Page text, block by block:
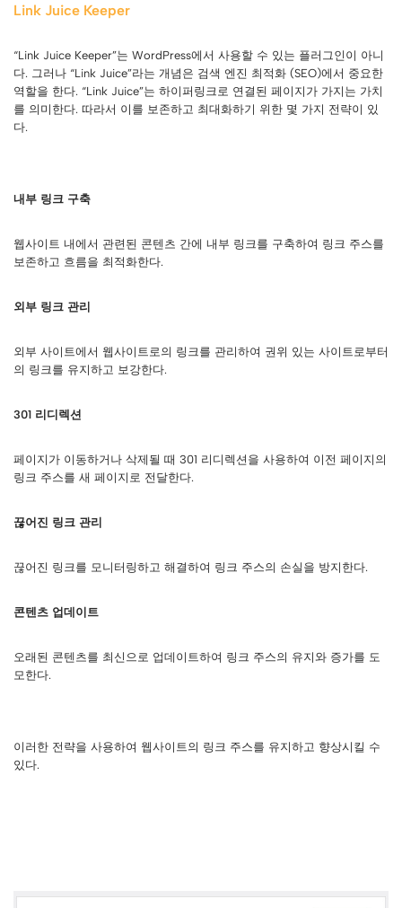
Link Juice Keeper
“Link Juice Keeper”는 WordPress에서 사용할 수 있는 플러그인이 아니
다. 그러나 “Link Juice”라는 개념은 검색 엔진 최적화 (SEO)에서 중요한
역할을 한다. “Link Juice”는 하이퍼링크로 연결된 페이지가 가지는 가치
를 의미한다. 따라서 이를 보존하고 최대화하기 위한 몇 가지 전략이 있
다.
내부 링크 구축
웹사이트 내에서 관련된 콘텐츠 간에 내부 링크를 구축하여 링크 주스를
보존하고 흐름을 최적화한다.
외부 링크 관리
외부 사이트에서 웹사이트로의 링크를 관리하여 권위 있는 사이트로부터
의 링크를 유지하고 보강한다.
301 리디렉션
페이지가 이동하거나 삭제될 때 301 리디렉션을 사용하여 이전 페이지의
링크 주스를 새 페이지로 전달한다.
끊어진 링크 관리
끊어진 링크를 모니터링하고 해결하여 링크 주스의 손실을 방지한다.
콘텐츠 업데이트
오래된 콘텐츠를 최신으로 업데이트하여 링크 주스의 유지와 증가를 도
모한다.
이러한 전략을 사용하여 웹사이트의 링크 주스를 유지하고 향상시킬 수
있다.